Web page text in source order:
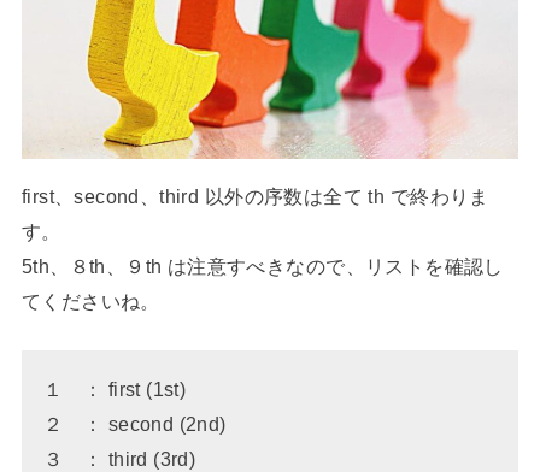
first、second、third 以外の序数は全て th で終わりま
す。
5th、８th、９th は注意すべきなので、リストを確認し
てくださいね。
１ ： first (1st)
２ ： second (2nd)
３ ： third (3rd)